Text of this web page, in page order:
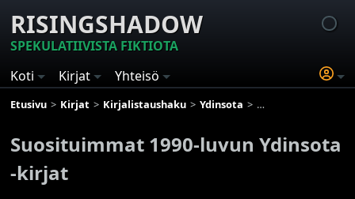
RISINGSHADOW
SPEKULATIIVISTA FIKTIOTA
Koti
Kirjat Yhteisö
Etusivu Kirjat Kirjalistaushaku Ydinsota Suosituimmat
Suosituimmat 1990-luvun Ydinsota
-kirjat